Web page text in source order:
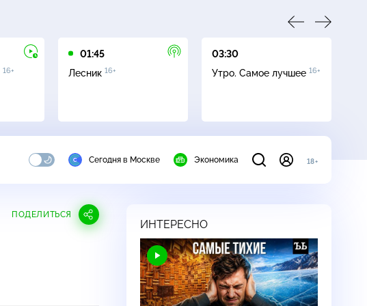
16+
01:45
Лесник 16+
03:30
Утро. Самое лучшее 16+
Сегодня в Москве Экономика 18+
ПОДЕЛИТЬСЯ
ИНТЕРЕСНО